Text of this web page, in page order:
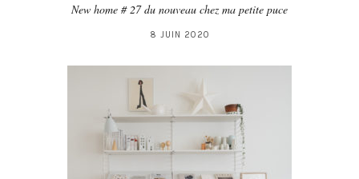
New home # 27 du nouveau chez ma petite puce
8 JUIN 2020